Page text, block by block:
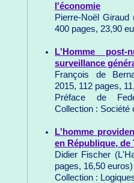
l'économie
Pierre-Noël
400 pages, 23,90
L'Homme
surveillance
François de
2015, 112 pages,
Préface de
Collection : Société
L'homme
en République, de
Didier Fischer
pages, 16,50 euros)
Collection :